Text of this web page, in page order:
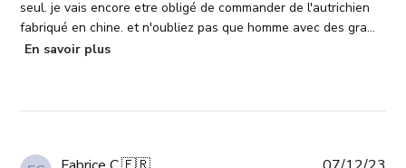
seul. je vais encore etre obligé de commander de l'autrichien
fabriqué en chine. et n'oubliez pas que homme avec des gra...
En savoir plus